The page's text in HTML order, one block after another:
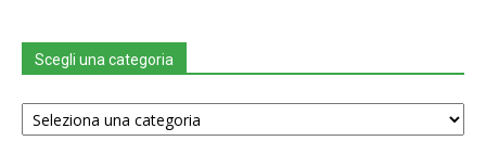
Scegli una categoria
Scegli
una